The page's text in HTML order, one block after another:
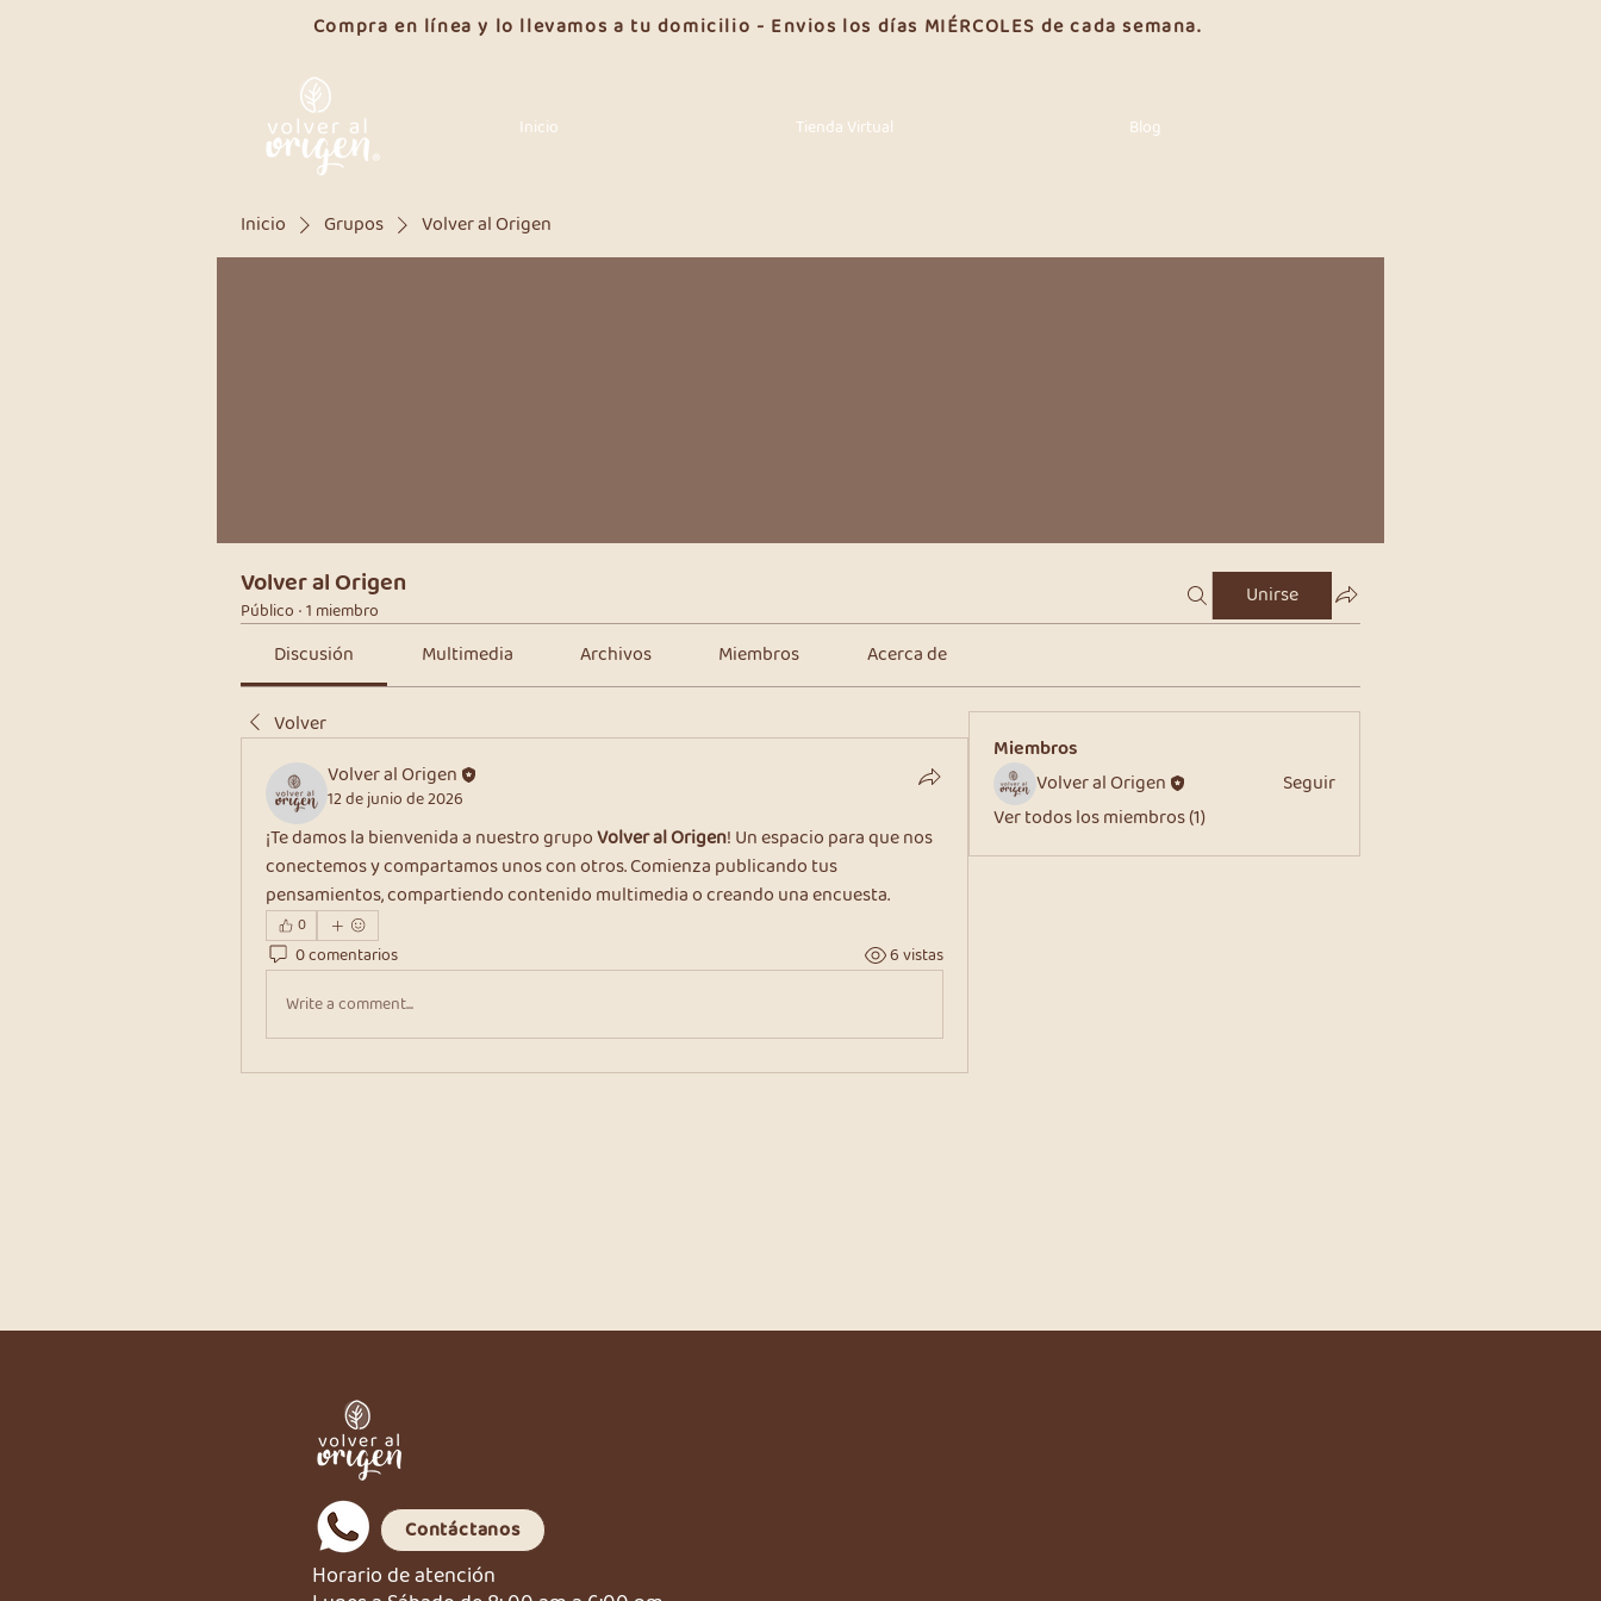
Compra en línea y lo llevamos a tu domicilio - Envios los días MIÉRCOLES de cada semana.
Inicio Tienda Virtual Blog
Inicio Grupos Volver al Origen
Volver al Origen
Público ·1 miembro
Unirse
Discusión Multimedia Archivos Miembros Acerca de
Volver
Volver al Origen
12 de junio de 2026
¡Te damos la bienvenida a nuestro grupo Volver al Origen! Un espacio para que nos
conectemos y compartamos unos con otros. Comienza publicando tus
pensamientos, compartiendo contenido multimedia o creando una encuesta.
0
0 comentarios
6 vistas
Write a comment...
Miembros
Volver al Origen
Seguir
Ver todos los miembros (1)
Contáctanos
Horario de atención